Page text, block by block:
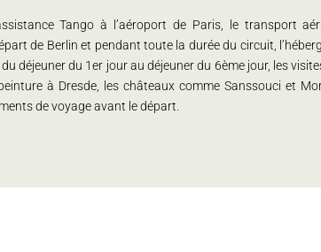
Tango à l’aéroport de Paris, le transport
de Berlin et pendant toute la durée du circuit,
déjeuner du 1er jour au déjeuner du 6ème jour, les
à Dresde, les châteaux comme Sanssouci et
de voyage avant le départ.